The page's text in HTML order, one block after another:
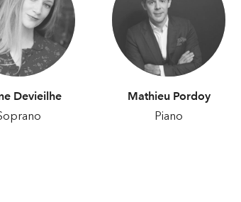
Devieilhe
Mathieu Pordoy
Piano